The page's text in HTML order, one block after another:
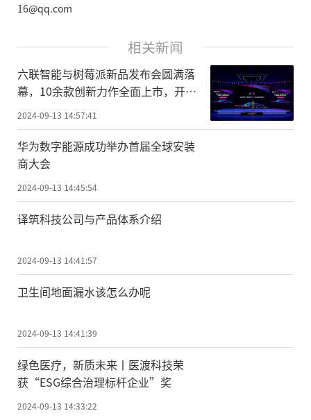
16@qq.com
相关新闻
六联智能与树莓派新品发布会圆满落
幕，10余款创新力作全面上市，开启
2024-09-13 14:57:41
华为数字能源成功举办首届全球安装
商大会
2024-09-13 14:45:54
译筑科技公司与产品体系介绍
2024-09-13 14:41:57
卫生间地面漏水该怎么办呢
2024-09-13 14:41:39
绿色医疗，新质未来丨医渡科技荣
获“ESG综合治理标杆企业”奖
2024-09-13 14:33:22